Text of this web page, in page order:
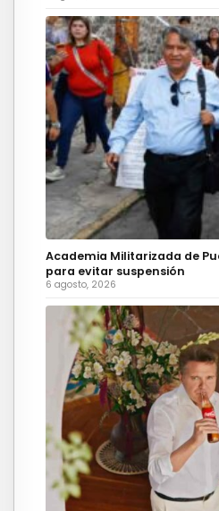
Academia Militarizada de
para evitar suspensión
6 agosto, 2026